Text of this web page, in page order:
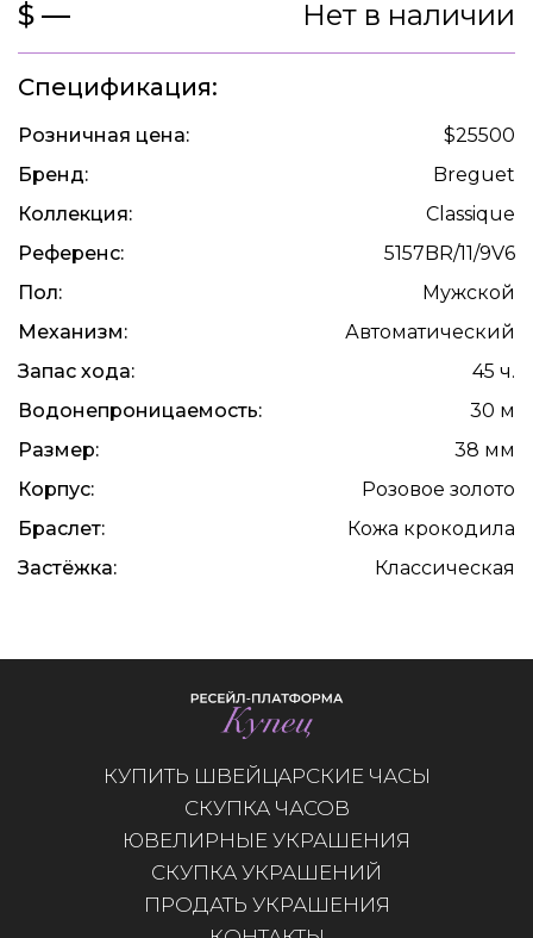
$ — Нет в наличии
Спецификация:
Розничная цена:
$25500
Бренд:
Breguet
Коллекция:
Classique
Референс:
5157BR/11/9V6
Пол:
Мужской
Механизм:
Автоматический
Запас хода:
45 ч.
Водонепроницаемость:
30 м
Размер:
38 мм
Корпус:
Розовое золото
Браслет:
Кожа крокодила
Застёжка:
Классическая
КУПИТЬ ШВЕЙЦАРСКИЕ ЧАСЫ
СКУПКА ЧАСОВ
ЮВЕЛИРНЫЕ УКРАШЕНИЯ
СКУПКА УКРАШЕНИЙ
ПРОДАТЬ УКРАШЕНИЯ